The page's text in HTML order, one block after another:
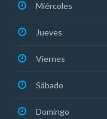
Miércoles
Jueves
Viernes
Sábado
Domingo